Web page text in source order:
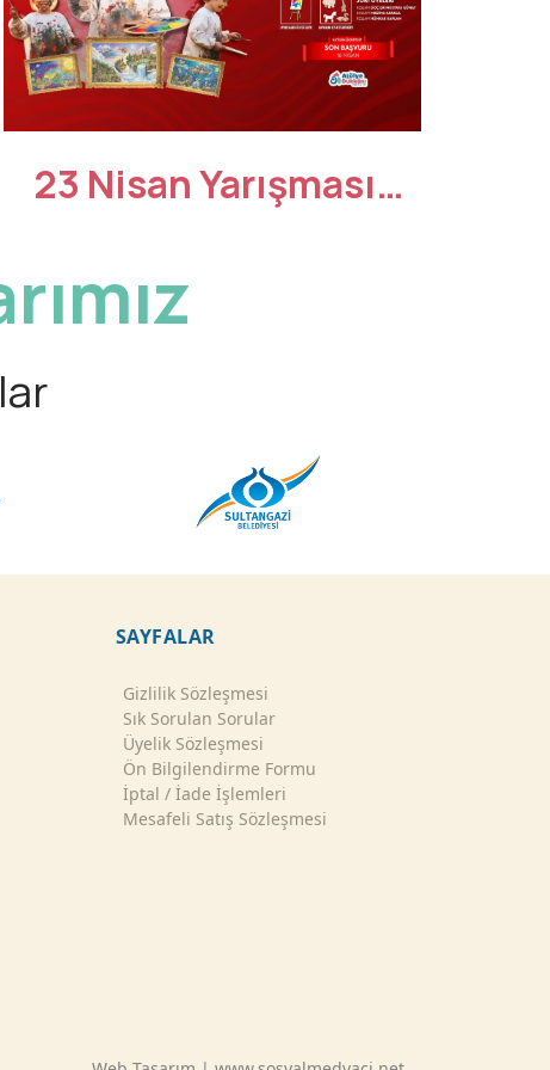
23 Nisan Yarışması:
Ödülleri Yakala!
SAYFALAR
Gizlilik Sözleşmesi
Sık Sorulan Sorular
Üyelik Sözleşmesi
Ön Bilgilendirme Formu
İptal / İade İşlemleri
Mesafeli Satış Sözleşmesi